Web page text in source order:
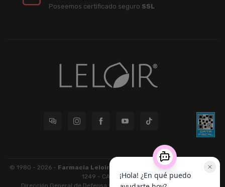
Poseemos certificado seguro SSL
© 1980 - 2026 - Farmacia Leloir S.R.L.
| CUIT 33609220789 - Larrea
1249 - CABA - CP 1117
Dirección General de Defensa y Protección al Consumidor: Para